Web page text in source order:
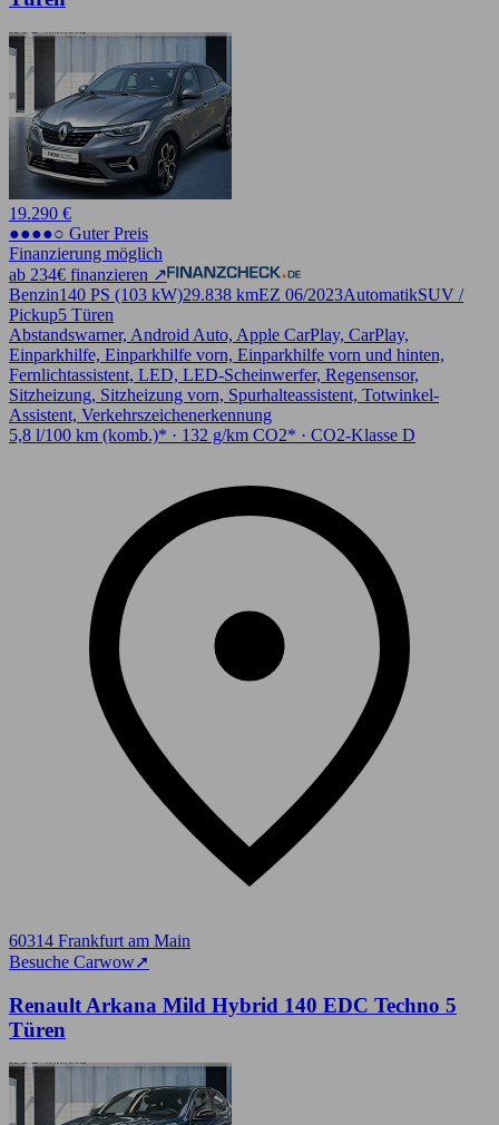
19.290 €
●●●●○ Guter Preis
Finanzierung möglich
ab 234€ finanzieren ↗
Benzin140 PS (103 kW)29.838 kmEZ 06/2023AutomatikSUV /
Pickup5 Türen
Abstandswarner, Android Auto, Apple CarPlay, CarPlay,
Einparkhilfe, Einparkhilfe vorn, Einparkhilfe vorn und hinten,
Fernlichtassistent, LED, LED-Scheinwerfer, Regensensor,
Sitzheizung, Sitzheizung vorn, Spurhalteassistent, Totwinkel-
Assistent, Verkehrszeichenerkennung
5,8 l/100 km (komb.)* · 132 g/km CO2* · CO2-Klasse D
60314 Frankfurt am Main
Besuche Carwow➚
Renault Arkana Mild Hybrid 140 EDC Techno 5
Türen